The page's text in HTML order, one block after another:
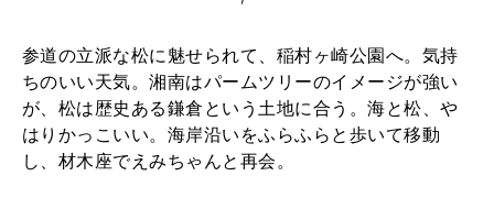
参道の立派な松に魅せられて、稲村ヶ崎公園へ。気持
ちのいい天気。湘南はパームツリーのイメージが強い
が、松は歴史ある鎌倉という土地に合う。海と松、や
はりかっこいい。海岸沿いをふらふらと歩いて移動
し、材木座でえみちゃんと再会。